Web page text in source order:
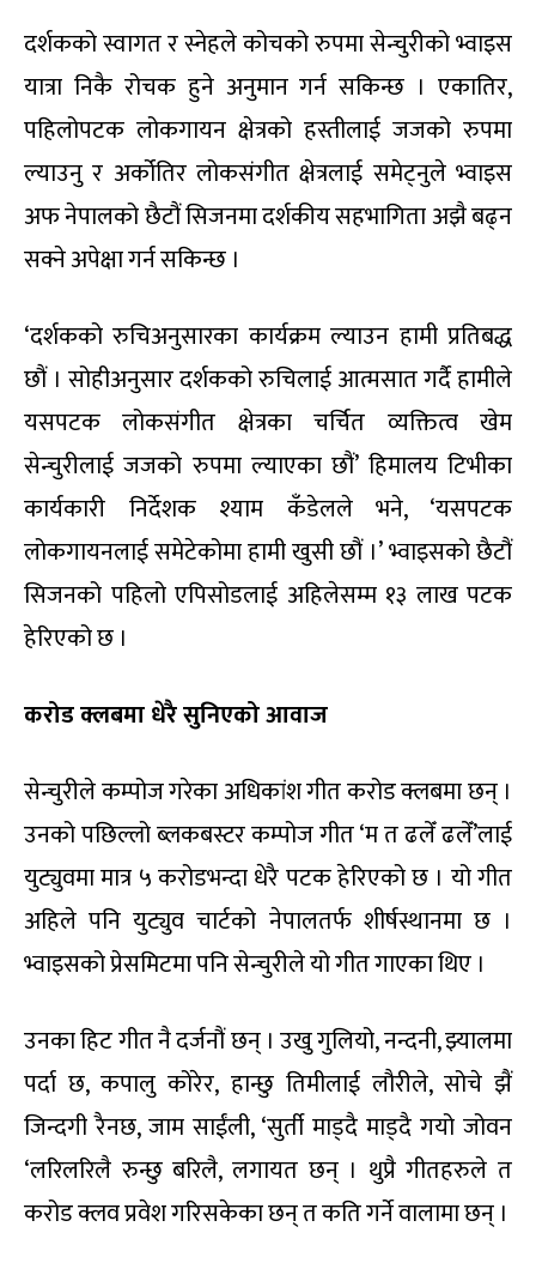
दर्शकको स्वागत र स्नेहले कोचको रुपमा सेन्चुरीको भ्वाइस
यात्रा निकै रोचक हुने अनुमान गर्न सकिन्छ । एकातिर,
पहिलोपटक लोकगायन क्षेत्रको हस्तीलाई जजको रुपमा
ल्याउनु र अर्कोतिर लोकसंगीत क्षेत्रलाई समेट्नुले भ्वाइस
अफ नेपालको छैटौं सिजनमा दर्शकीय सहभागिता अझै बढ्न
सक्ने अपेक्षा गर्न सकिन्छ ।
‘दर्शकको रुचिअनुसारका कार्यक्रम ल्याउन हामी प्रतिबद्ध
छौं । सोहीअनुसार दर्शकको रुचिलाई आत्मसात गर्दै हामीले
यसपटक लोकसंगीत क्षेत्रका चर्चित व्यक्तित्व खेम
सेन्चुरीलाई जजको रुपमा ल्याएका छौं’ हिमालय टिभीका
कार्यकारी निर्देशक श्याम कँडेलले भने, ‘यसपटक
लोकगायनलाई समेटेकोमा हामी खुसी छौं ।’ भ्वाइसको छैटौं
सिजनको पहिलो एपिसोडलाई अहिलेसम्म १३ लाख पटक
हेरिएको छ ।
करोड क्लबमा धेरै सुनिएको आवाज
सेन्चुरीले कम्पोज गरेका अधिकांश गीत करोड क्लबमा छन् ।
उनको पछिल्लो ब्लकबस्टर कम्पोज गीत ‘म त ढलेँ ढलेँ’लाई
युट्युवमा मात्र ५ करोडभन्दा धेरै पटक हेरिएको छ । यो गीत
अहिले पनि युट्युव चार्टको नेपालतर्फ शीर्षस्थानमा छ ।
भ्वाइसको प्रेसमिटमा पनि सेन्चुरीले यो गीत गाएका थिए ।
उनका हिट गीत नै दर्जनौं छन् । उखु गुलियो, नन्दनी, झ्यालमा
पर्दा छ, कपालु कोरेर, हान्छु तिमीलाई लौरीले, सोचे झैं
जिन्दगी रैनछ, जाम साईंली, ‘सुर्ती माड्दै माड्दै गयो जोवन
‘लरिलरिलै रुन्छु बरिलै, लगायत छन् । थुप्रै गीतहरुले त
करोड क्लव प्रवेश गरिसकेका छन् त कति गर्ने वालामा छन् ।